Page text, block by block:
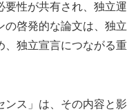
要性が共有され、独立運
の啓発的な論文は、独立
、独立宣言につながる重
ンス」は、その内容と影